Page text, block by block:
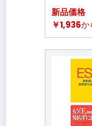
新品価格
￥1,936か